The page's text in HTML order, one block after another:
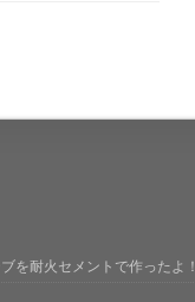
を耐火セメントで作ったよ！